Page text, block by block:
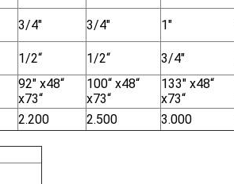
3/4" 3/4" 1"
1/2“ 1/2“ 3/4"
92" x48“
x73“
100“ x48“
x73“
133" x48“
x73“
2.200 2.500 3.000